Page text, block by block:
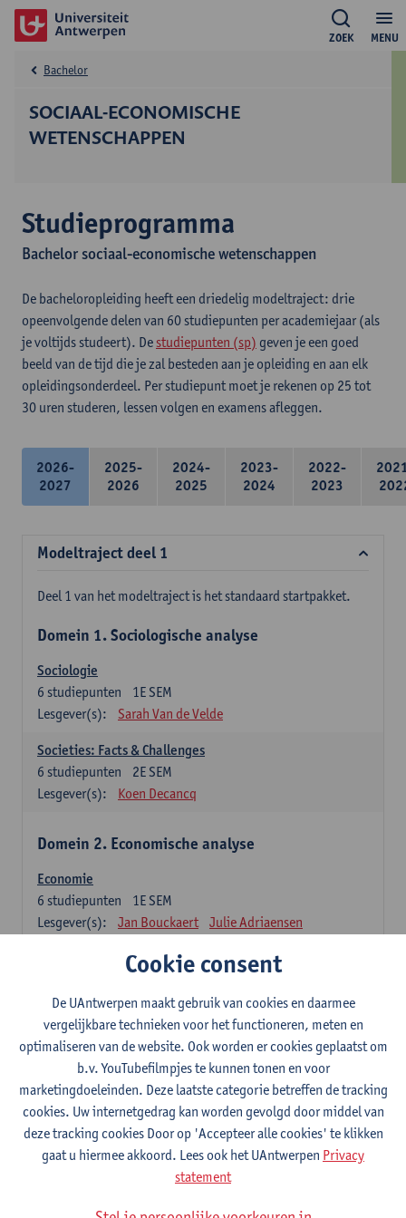
MENU
ZOEK
SOCIAAL-ECONOMISCHE
WETENSCHAPPEN
Bachelor
Studieprogramma
Bachelor sociaal-economische wetenschappen
De bacheloropleiding heeft een driedelig modeltraject: drie
opeenvolgende delen van 60 studiepunten per academiejaar (als
je voltijds studeert). De studiepunten (sp) geven je een goed
beeld van de tijd die je zal besteden aan je opleiding en aan elk
opleidingsonderdeel. Per studiepunt moet je rekenen op 25 tot
30 uren studeren, lessen volgen en examens afleggen.
2026-
2027
2025-
2026
2024-
2025
2023-
2024
2022-
2023
Modeltraject deel 1
Deel 1 van het modeltraject is het standaard startpakket.
Domein 1. Sociologische analyse
Sociologie
1E SEM
6 studiepunten
Lesgever(s):
Sarah Van de Velde
Societies: Facts & Challenges
2E SEM
6 studiepunten
Lesgever(s):
Koen Decancq
Domein 2. Economische analyse
Economie
1E SEM
6 studiepunten
Lesgever(s):
Jan Bouckaert Julie Adriaensen
Domein 3. Bedrijfseconomie
Accountancy
1E/2E SEM
6studiepunten
Lesgever(s):
Tom Van Caneghem Christine Lippens
Domein 6. Kwantitatieve methoden
Beschrijvende statistiek en kansrekenen
2E SEM
3studiepunten
Stephan Van der Veeken
Cookie consent
De UAntwerpen maakt gebruik van cookies en daarmee
vergelijkbare technieken voor het functioneren, meten en
optimaliseren van de website. Ook worden er cookies geplaatst om
b.v. YouTubefilmpjes te kunnen tonen en voor
marketingdoeleinden. Deze laatste categorie betreffen de tracking
cookies. Uw internetgedrag kan worden gevolgd door middel van
deze tracking cookies Door op 'Accepteer alle cookies' te klikken
gaat u hiermee akkoord. Lees ook het UAntwerpen Privacy
statement